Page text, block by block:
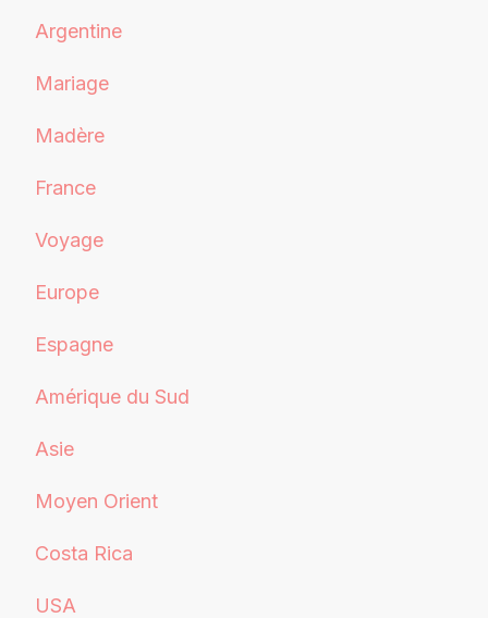
Argentine
Mariage
Madère
France
Voyage
Europe
Espagne
Amérique du Sud
Asie
Moyen Orient
Costa Rica
USA